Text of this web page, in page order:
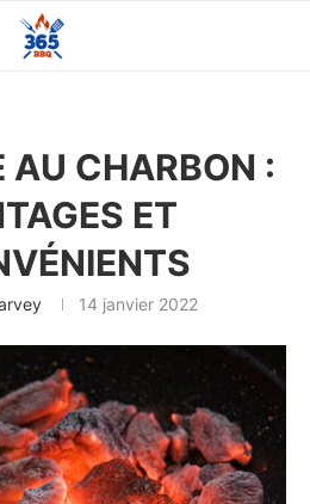
AU CHARBON :
ET
14 janvier 2022